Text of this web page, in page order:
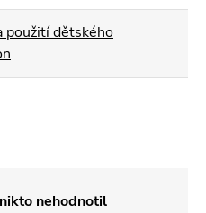
použití dětského
nehodnotil